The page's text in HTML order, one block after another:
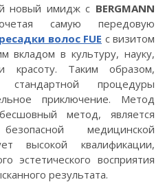
новый имидж с BERGMANN
самую передовую
волос FUE с визитом
вкладом в культуру, науку,
красоту. Таким образом,
процедуры
приключение. Метод
метод, является
медицинской
высокой квалификации,
эстетического восприятия
результата.